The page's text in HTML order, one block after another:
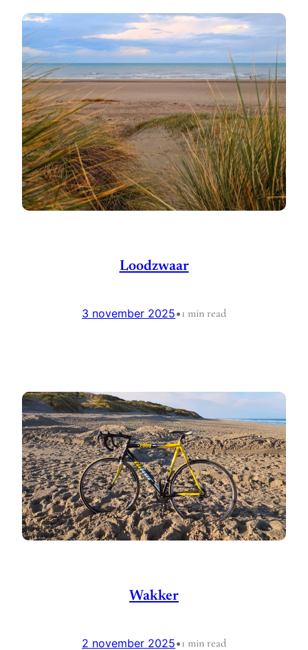
Loodzwaar
3 november 2025•1 min read
Wakker
2 november 2025•1 min read